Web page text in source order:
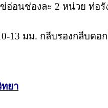
อนช่องละ 2 หน่วย ท่อ
13 มม. กลีบรองกลีบดอ
ทยา